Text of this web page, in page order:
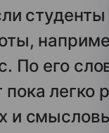
По его
легко
и